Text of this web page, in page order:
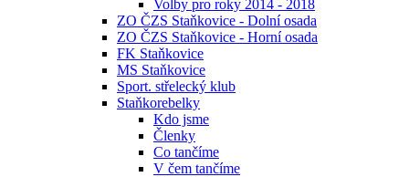
Volby pro roky 2014 - 2018
ZO ČZS Staňkovice - Dolní osada
ZO ČZS Staňkovice - Horní osada
FK Staňkovice
MS Staňkovice
Sport. střelecký klub
Staňkorebelky
Kdo jsme
Členky
Co tančíme
V čem tančíme